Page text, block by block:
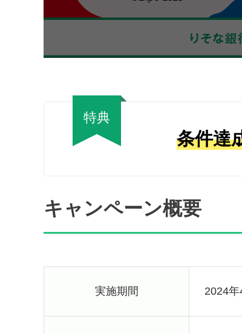
特典
条件達
キャンペーン概要
実施期間 2024